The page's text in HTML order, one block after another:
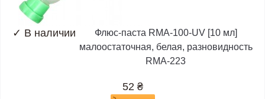
✓ В наличии
Флюс-паста RMA-100-UV [10 мл]
малоостаточная, белая, разновидность
RMA-223
52 ₴